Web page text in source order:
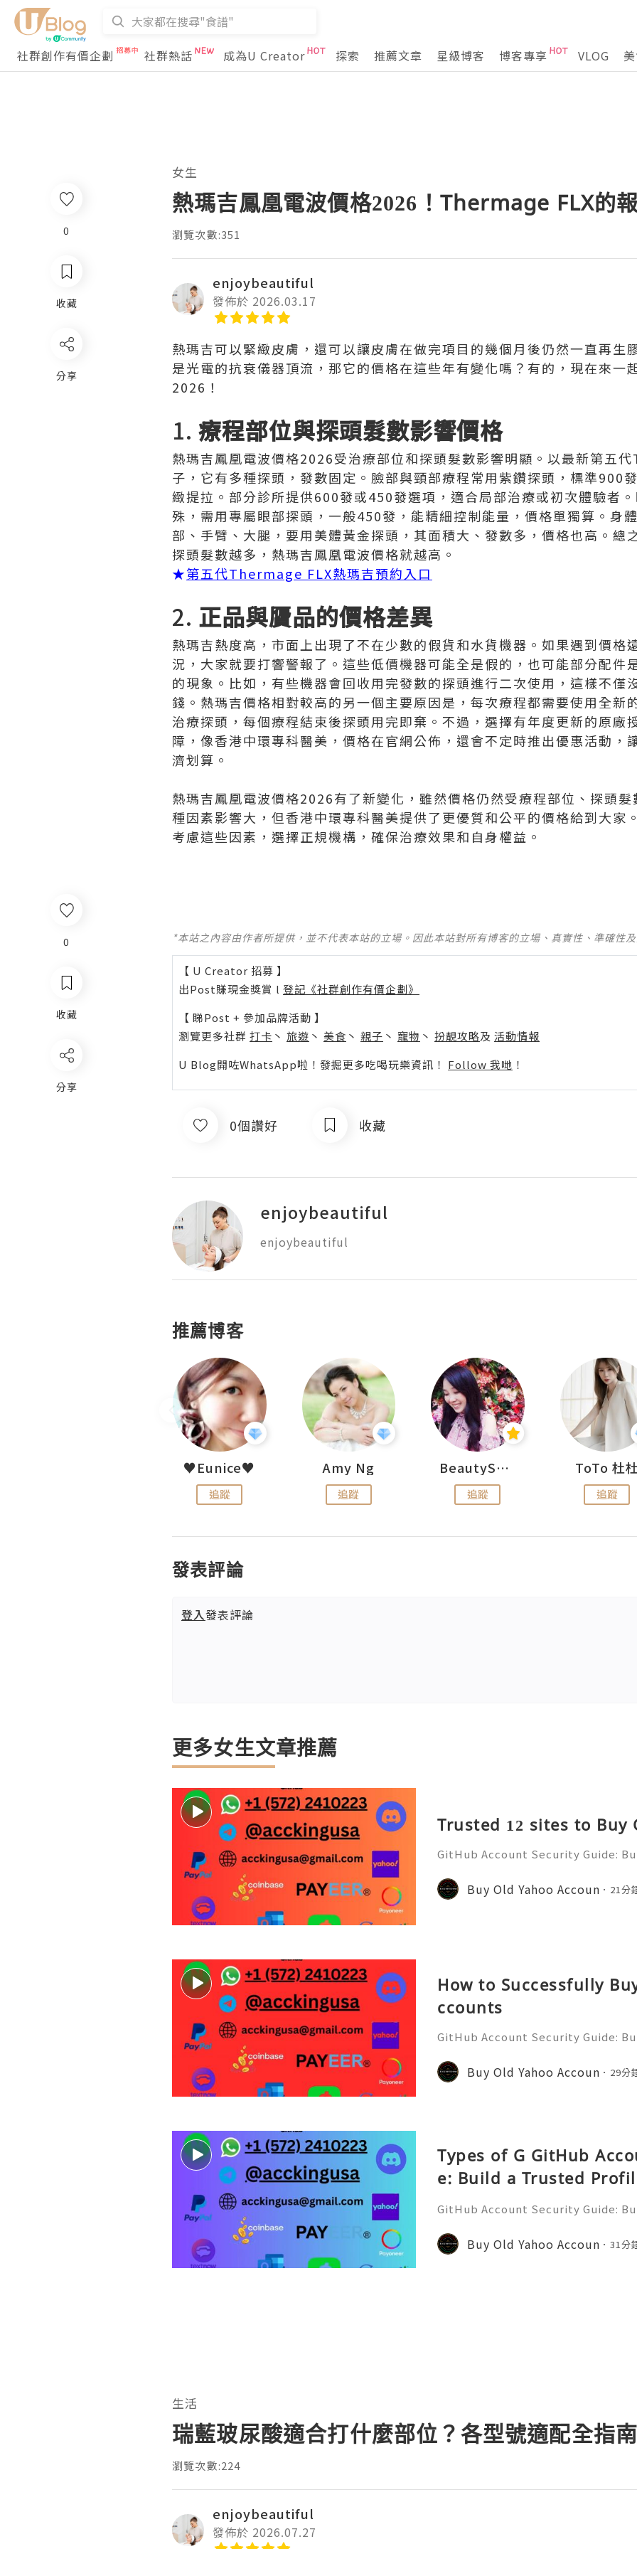
社群創作有價企劃 社群熱話 成為U Creator 探索 推薦文章 星級博客 博客專享 VLOG
0
收藏
分享
女生
熱瑪吉鳳凰電波價格2026！Thermage FLX的
瀏覽次數:351
enjoybeautiful
發佈於 2026.03.17
熱瑪吉可以緊緻皮膚，還可以讓皮膚在做完項目的幾個月後仍然一直再生
是光電的抗衰儀器頂流，那它的價格在這些年有變化嗎？有的，現在來一
2026！
1. 療程部位與探頭髮數影響價格
熱瑪吉鳳凰電波價格2026受治療部位和探頭髮數影響明顯。以最新第五
子，它有多種探頭，發數固定。臉部與頸部療程常用紫鑽探頭，標準900
緻提拉。部分診所提供600發或450發選項，適合局部治療或初次體驗者
殊，需用專屬眼部探頭，一般450發，能精細控制能量，價格單獨算。身
部、手臂、大腿，要用美體黃金探頭，其面積大、發數多，價格也高。總
探頭髮數越多，熱瑪吉鳳凰電波價格就越高。
★第五代Thermage FLX熱瑪吉預約入口
2. 正品與贗品的價格差異
熱瑪吉熱度高，市面上出現了不在少數的假貨和水貨機器。如果遇到價格
況，大家就要打響警報了。這些低價機器可能全是假的，也可能部分配件
的現象。比如，有些機器會回收用完發數的探頭進行二次使用，這樣不僅
錢。熱瑪吉價格相對較高的另一個主要原因是，每次療程都需要使用全
治療探頭，每個療程結束後探頭用完即棄。不過，選擇有年度更新的原廠
障，像香港中環專科醫美，價格在官網公佈，還會不定時推出優惠活動，
濟划算。
熱瑪吉鳳凰電波價格2026有了新變化，雖然價格仍然受療程部位、探頭
種因素影響大，但香港中環專科醫美提供了更優質和公平的價格給到大家
考慮這些因素，選擇正規機構，確保治療效果和自身權益。
*本站之內容由作者所提供，並不代表本站的立場。因此本站對所有博客的立場、真實性、準確性
【 U Creator 招募 】
出Post賺現金獎賞 l 登記《社群創作有價企劃》
【 睇Post + 參加品牌活動 】
瀏覽更多社群 打卡 丶 旅遊 丶 美食 丶 親子 丶 寵物 丶 扮靚攻略及 活動情報
U Blog開咗WhatsApp啦！發掘更多吃喝玩樂資訊！ Follow 我哋 ！
0個讚好 收藏
enjoybeautiful
enjoybeautiful
推薦博客
♥Eunice♥
追蹤
Amy Ng
追蹤
BeautySearch
追蹤
ToTo 杜
追蹤
發表評論
登入發表評論
更多女生文章推薦
Trusted 12 sites to Buy
GitHub Account Security Guide:
d's leading platforms for
ration. Millions of develo
Buy Old Yahoo Accoun 21分
How to Successfully
ccounts
GitHub Account Security Guide:
d's leading platforms for
ration. Millions of develo
Buy Old Yahoo Accoun 29分
Types of G GitHub
e: Build a Trusted
ur DevitHub accounts
GitHub Account Security Guide:
d's leading platforms for
ration. Millions of develo
Buy Old Yahoo Accoun 31分
0
收藏
分享
生活
瑞藍玻尿酸適合打什麼部位？各型號適配全指
瀏覽次數:224
enjoybeautiful
發佈於 2026.07.27